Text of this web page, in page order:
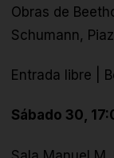
Obras de
Schumann,
Entrada libre |
Sábado 30,